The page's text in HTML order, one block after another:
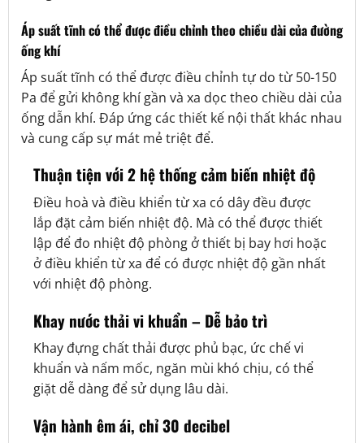
Áp suất tĩnh có thể được điều chỉnh theo chiều dài của đường
ống khí
Áp suất tĩnh có thể được điều chỉnh tự do từ 50-150
Pa để gửi không khí gần và xa dọc theo chiều dài của
ống dẫn khí. Đáp ứng các thiết kế nội thất khác nhau
và cung cấp sự mát mẻ triệt để.
Thuận tiện với 2 hệ thống cảm biến nhiệt độ
Điều hoà và điều khiển từ xa có dây đều được
lắp đặt cảm biến nhiệt độ. Mà có thể được thiết
lập để đo nhiệt độ phòng ở thiết bị bay hơi hoặc
ở điều khiển từ xa để có được nhiệt độ gần nhất
với nhiệt độ phòng.
Khay nước thải vi khuẩn – Dễ bảo trì
Khay đựng chất thải được phủ bạc, ức chế vi
khuẩn và nấm mốc, ngăn mùi khó chịu, có thể
giặt dễ dàng để sử dụng lâu dài.
Vận hành êm ái, chỉ 30 decibel